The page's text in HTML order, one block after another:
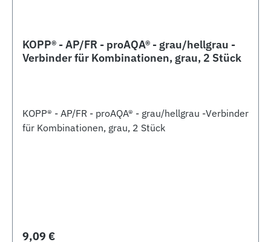
KOPP® - AP/FR - proAQA® - grau/hellgrau -
Verbinder für Kombinationen, grau, 2 Stück
KOPP® - AP/FR - proAQA® - grau/hellgrau -Verbinder
für Kombinationen, grau, 2 Stück
Regulärer Preis:
9,09 €